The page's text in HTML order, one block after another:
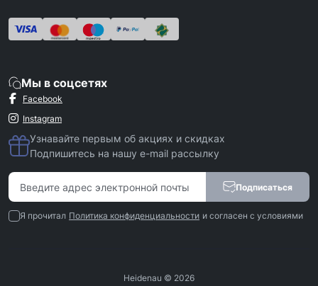
Мы в соцсетях
Facebook
Instagram
Узнавайте первым об акциях и скидках
Подпишитесь на нашу e-mail рассылку
Подписаться
Я прочитал Политика конфиденциальности и согласен с условиями
Heidenau © 2026